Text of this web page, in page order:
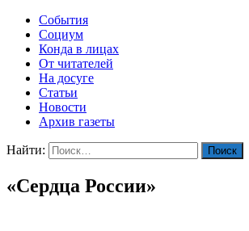
События
Социум
Конда в лицах
От читателей
На досуге
Статьи
Новости
Архив газеты
Найти:
«Сердца России»